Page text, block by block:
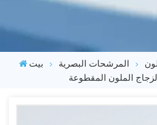
بيت المرشحات البصرية
الملون المقطوعة